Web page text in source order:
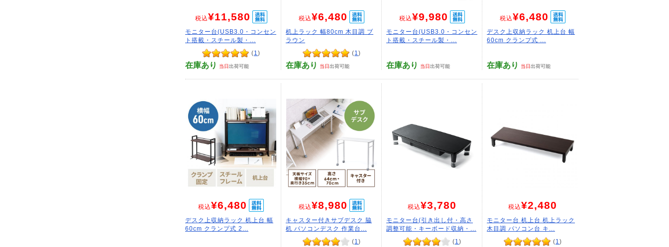
税込¥11,580
モニター台(USB3.0・コンセン
ト搭載・スチール製・...
(1 )
在庫あり 当日出荷可能
税込¥6,480
机上ラック 幅80cm 木目調 ブ
ラウン
(1 )
在庫あり 当日出荷可能
税込¥9,980
モニター台(USB3.0・コンセン
ト搭載・スチール製・...
在庫あり 当日出荷可能
税込¥6,480
デスク上収納ラック 机上台 幅
60cm クランプ式 ...
在庫あり 当日出荷可能
税込¥6,480
デスク上収納ラック 机上台 幅
60cm クランプ式 2...
税込¥8,980
キャスター付きサブデスク 脇
机 パソコンデスク 作業台...
(1 )
税込¥3,780
モニター台(引き出し付・高さ
調整可能・キーボード収納・...
(1 )
税込¥2,480
モニター台 机上台 机上ラック
木目調 パソコン台 キ...
(1 )